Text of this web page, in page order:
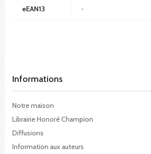
eEAN13 -
Informations
Notre maison
Librairie Honoré Champion
Diffusions
Information aux auteurs